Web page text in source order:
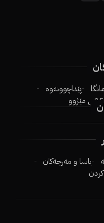
مانگا
پێداچوونەوە
مێژوو
یاسا و مەرجەکان